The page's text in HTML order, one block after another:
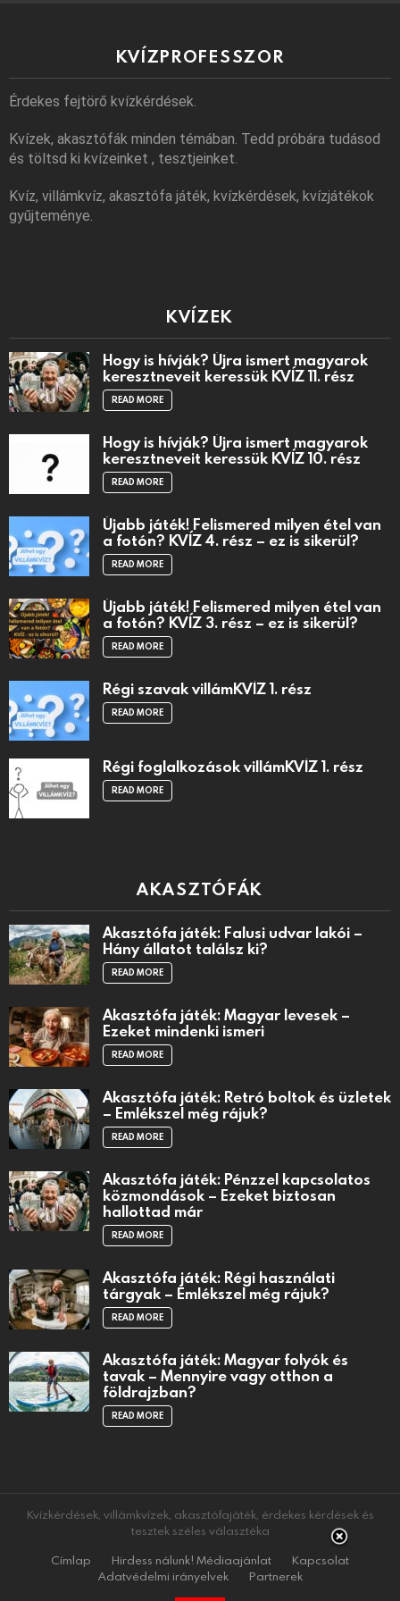
KVÍZPROFESSZOR
Érdekes fejtörő kvízkérdések.
Kvízek, akasztófák minden témában. Tedd próbára tudásod
és töltsd ki kvízeinket , tesztjeinket.
Kvíz, villámkvíz, akasztófa játék, kvízkérdések, kvízjátékok
gyűjteménye.
KVÍZEK
Hogy is hívják? Újra ismert magyarok
keresztneveit keressük KVÍZ 11. rész
READ MORE
Hogy is hívják? Újra ismert magyarok
keresztneveit keressük KVÍZ 10. rész
READ MORE
Újabb játék! Felismered milyen étel van
a fotón? KVÍZ 4. rész – ez is sikerül?
READ MORE
Újabb játék! Felismered milyen étel van
a fotón? KVÍZ 3. rész – ez is sikerül?
READ MORE
Régi szavak villámKVÍZ 1. rész
READ MORE
Régi foglalkozások villámKVÍZ 1. rész
READ MORE
AKASZTÓFÁK
Akasztófa játék: Falusi udvar lakói –
Hány állatot találsz ki?
READ MORE
Akasztófa játék: Magyar levesek –
Ezeket mindenki ismeri
READ MORE
Akasztófa játék: Retró boltok és üzletek
– Emlékszel még rájuk?
READ MORE
Akasztófa játék: Pénzzel kapcsolatos
közmondások – Ezeket biztosan
hallottad már
READ MORE
Akasztófa játék: Régi használati
tárgyak – Emlékszel még rájuk?
READ MORE
Akasztófa játék: Magyar folyók és
tavak – Mennyire vagy otthon a
földrajzban?
READ MORE
Kvízkérdések, villámkvízek, akasztófajáték, érdekes kérdések és
tesztek széles választéka
Címlap
Hirdess nálunk! Médiaajánlat
Kapcsolat
Adatvédelmi irányelvek
Partnerek